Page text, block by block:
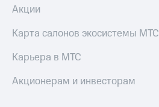
Акции
Карта салонов экосистемы МТС
Карьера в МТС
Акционерам и инвесторам